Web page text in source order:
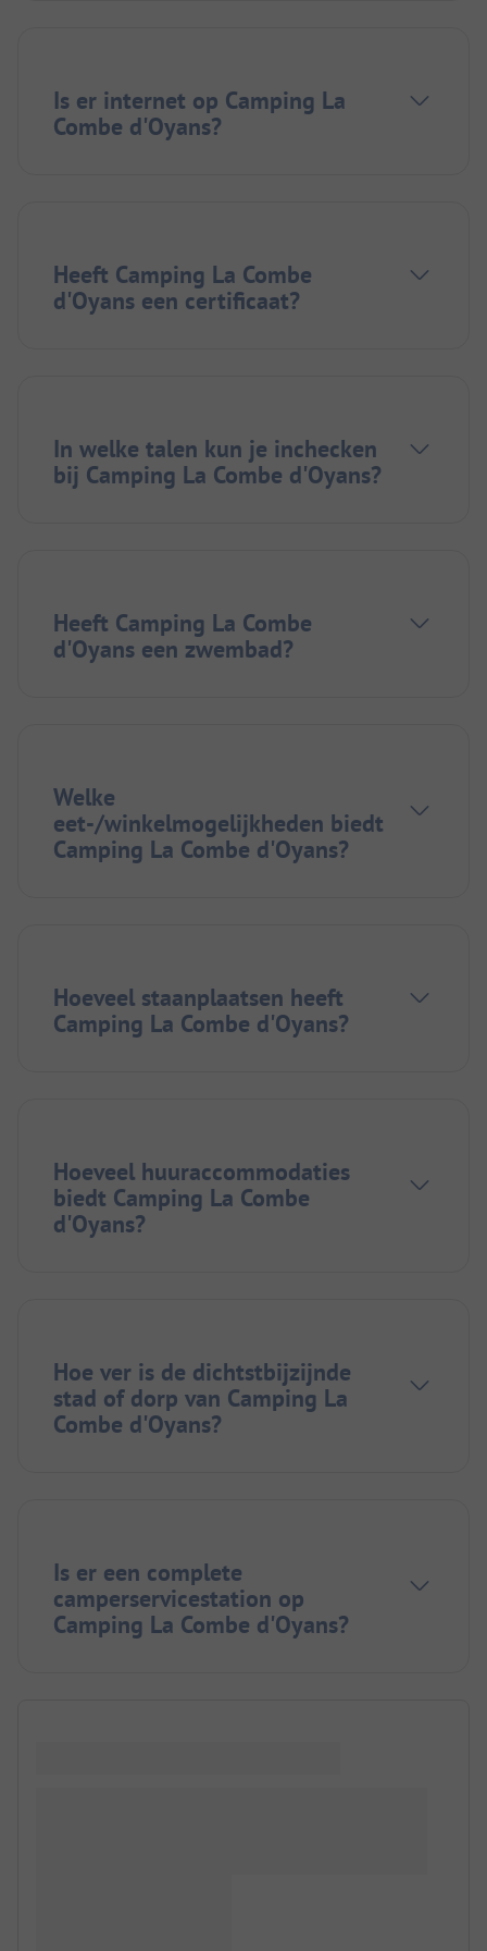
Is er internet op Camping La
Combe d'Oyans?
Heeft Camping La Combe
d'Oyans een certificaat?
In welke talen kun je inchecken
bij Camping La Combe d'Oyans?
Heeft Camping La Combe
d'Oyans een zwembad?
Welke
eet-/winkelmogelijkheden biedt
Camping La Combe d'Oyans?
Hoeveel staanplaatsen heeft
Camping La Combe d'Oyans?
Hoeveel huuraccommodaties
biedt Camping La Combe
d'Oyans?
Hoe ver is de dichtstbijzijnde
stad of dorp van Camping La
Combe d'Oyans?
Is er een complete
camperservicestation op
Camping La Combe d'Oyans?